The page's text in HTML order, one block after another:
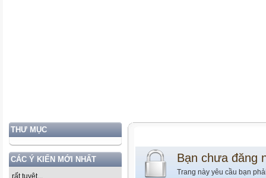
THƯ MỤC
CÁC Ý KIẾN MỚI NHẤT
rất tuyệt...
Bạn chưa đăng
Trang này yêu cầu bạn